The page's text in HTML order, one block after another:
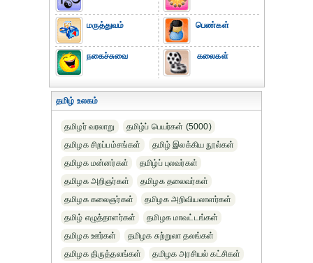
மருத்துவம்
நகைச்சுவை
பெண்கள்
கலைகள்
தமிழ் உலகம்
தமிழர் வரலாறு
தமிழ்ப் பெயர்கள் (5000)
தமிழக சிறப்பம்சங்கள்
தமிழ் இலக்கிய நூல்கள்
தமிழக மன்னர்கள்
தமிழ்ப் புலவர்கள்
தமிழக அறிஞர்கள்
தமிழக தலைவர்கள்
தமிழக கலைஞர்கள்
தமிழக அறிவியலாளர்கள்‎
தமிழ் எழுத்தாளர்கள்
தமிழக மாவட்டங்கள்
தமிழக ஊர்கள்
தமிழக சுற்றுலா தலங்கள்
தமிழக திருத்தலங்கள்
தமிழக அரசியல் கட்சிகள்